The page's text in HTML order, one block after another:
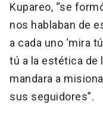
Kupareo, “se
nos hablaban de
a cada uno ‘mira
tú a la estética de
mandara a
sus seguidores”.